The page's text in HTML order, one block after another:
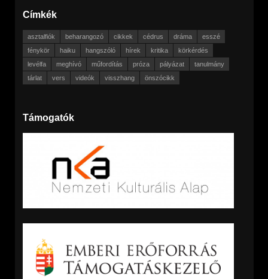
Címkék
asztalfiók beharangozó cikkek cédrus dráma
esszé
fénykör
haiku hangszóló hírek kritika
körkérdés
levélfa
meghívó műfordítás próza pályázat
tanulmány
tárlat
vers videók visszhang önszócikk
Támogatók